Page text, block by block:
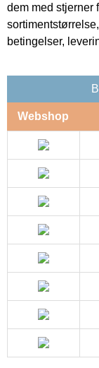
dem med stjerner
betingelser,
Webshop